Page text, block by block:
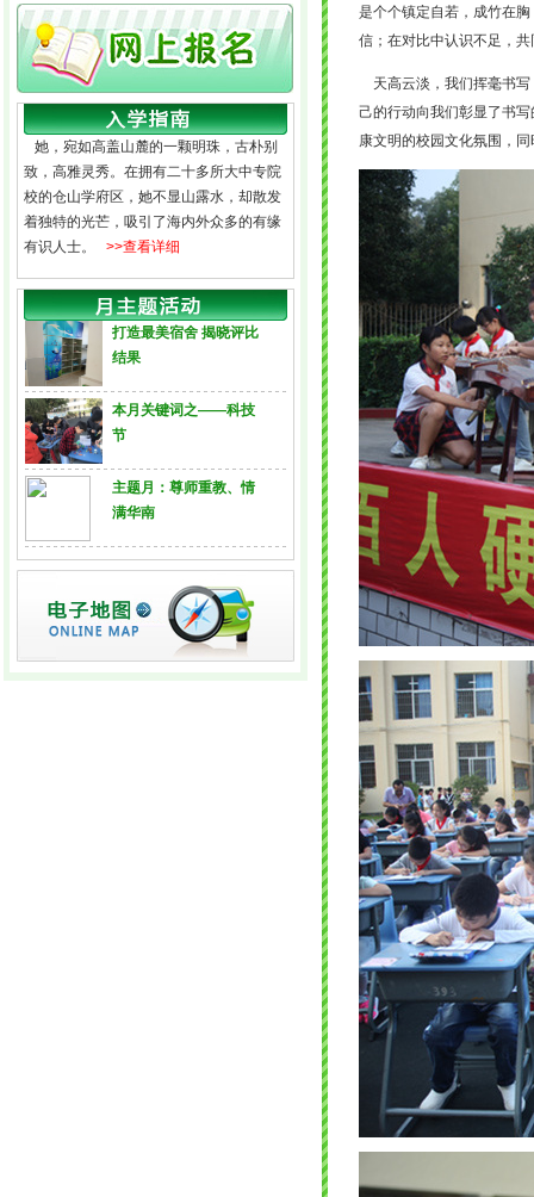
她，宛如高盖山麓的一颗明珠，古朴别
致，高雅灵秀。在拥有二十多所大中专院
校的仓山学府区，她不显山露水，却散发
着独特的光芒，吸引了海内外众多的有缘
有识人士。 >>查看详细
打造最美宿舍 揭晓评比
结果
本月关键词之——科技
节
主题月：尊师重教、情
满华南
是个个镇定自若， 成竹在胸
信；在对比中认识不足，共
天高云淡，我们挥毫书
己的行动向我们彰显了书
康文明的校园文化氛围，